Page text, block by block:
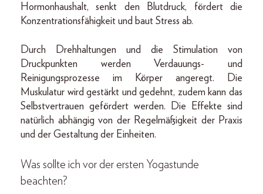
Hormonhaushalt, senkt den Blutdruck, fördert die
Konzentrationsfähigkeit und baut Stress ab.
Durch Drehhaltungen und die Stimulation von
Druckpunkten werden Verdauungs- und
Reinigungsprozesse im Körper angeregt. Die
Muskulatur wird gestärkt und gedehnt, zudem kann das
Selbstvertrauen gefördert werden. Die Effekte sind
natürlich abhängig von der Regelmäßigkeit der Praxis
und der Gestaltung der Einheiten.
Was sollte ich vor der ersten Yogastunde
beachten?